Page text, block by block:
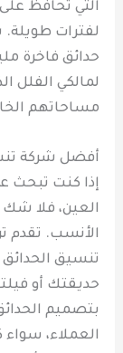
التي تحافظ
لفترات
حدائق فاخرة
لمالكي الفلل
مساحاتهم
أفضل شركة
إذا كنت تبحث
العين، فلا شك
الأنسب. تقدم
تنسيق
حديقتك أو
بتصميم
العملاء،